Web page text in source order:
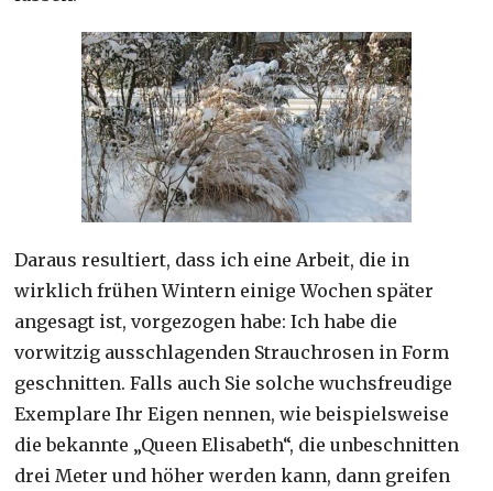
Daraus resultiert, dass ich eine Arbeit, die in
wirklich frühen Wintern einige Wochen später
angesagt ist, vorgezogen habe: Ich habe die
vorwitzig ausschlagenden Strauchrosen in Form
geschnitten. Falls auch Sie solche wuchsfreudige
Exemplare Ihr Eigen nennen, wie beispielsweise
die bekannte „Queen Elisabeth“, die unbeschnitten
drei Meter und höher werden kann, dann greifen